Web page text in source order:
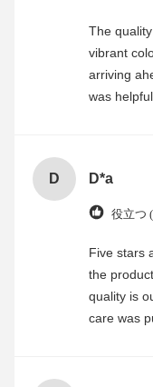
The
vibrant
arriving
was
D D*a
役立つ
Five stars
the
quality is
care was